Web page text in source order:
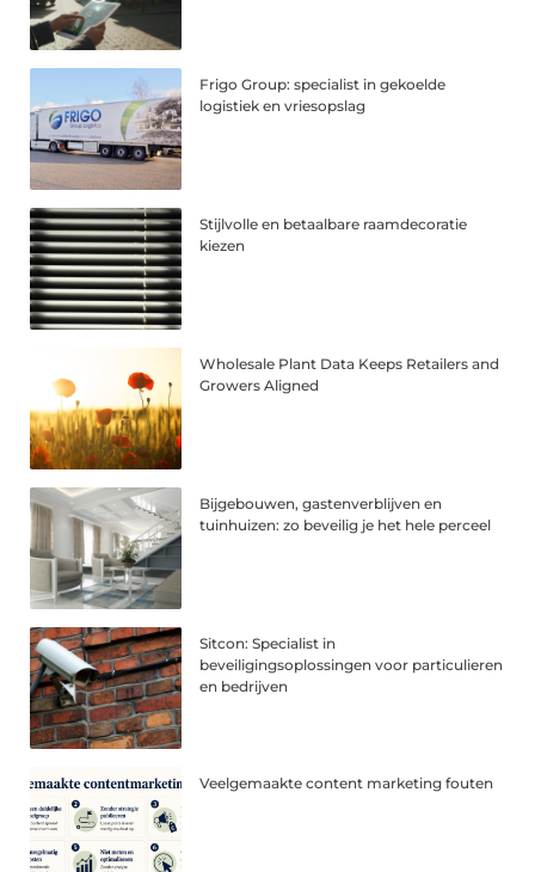
Frigo Group: specialist in gekoelde
logistiek en vriesopslag
Stijlvolle en betaalbare raamdecoratie
kiezen
Wholesale Plant Data Keeps Retailers and
Growers Aligned
Bijgebouwen, gastenverblijven en
tuinhuizen: zo beveilig je het hele perceel
Sitcon: Specialist in
beveiligingsoplossingen voor particulieren
en bedrijven
Veelgemaakte content marketing fouten